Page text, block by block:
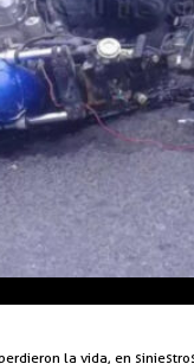
la vida, en